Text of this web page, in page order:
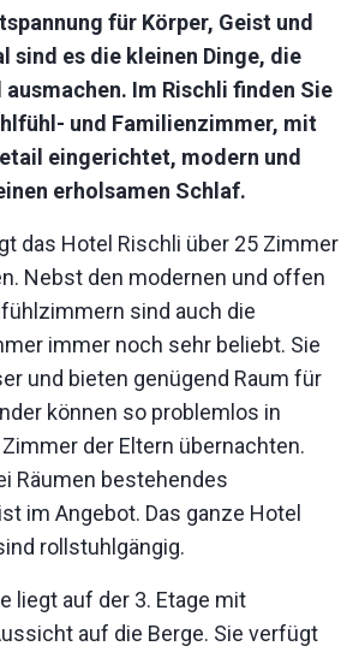
für Körper, Geist und
sind es die kleinen Dinge, die
Im Rischli finden Sie
und Familienzimmer, mit
eingerichtet, modern und
erholsamen Schlaf.
das Hotel Rischli über 25 Zimmer
Nebst den modernen und offen
sind auch die
immer noch sehr beliebt. Sie
und bieten genügend Raum für
können so problemlos in
der Eltern übernachten.
Räumen bestehendes
im Angebot. Das ganze Hotel
rollstuhlgängig.
liegt auf der 3. Etage mit
auf die Berge. Sie verfügt